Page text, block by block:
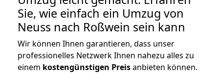
Sie, wie einfach ein Umzug von
Neuss nach Roßwein sein kann
Wir können Ihnen garantieren, dass unser
professionelles Netzwerk Ihnen nahezu alles zu
einem kostengünstigen Preisanbieten können.